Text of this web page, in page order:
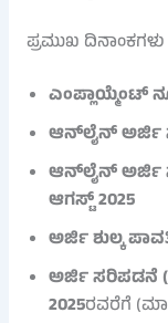
ಪ್ರಮುಖ ದಿನಾಂಕಗಳು
ಎಂಪ್ಲಾಯ್ಮೆಂಟ್
ಆನ್‌ಲೈನ್ ಅರ್ಜಿ
ಆನ್‌ಲೈನ್ ಅರ್ಜಿ
ಆಗಸ್ಟ್ 2025
ಅರ್ಜಿ ಶುಲ್ಕ
ಅರ್ಜಿ ಸರಿಪಡನೆ
2025ರವರೆಗೆ